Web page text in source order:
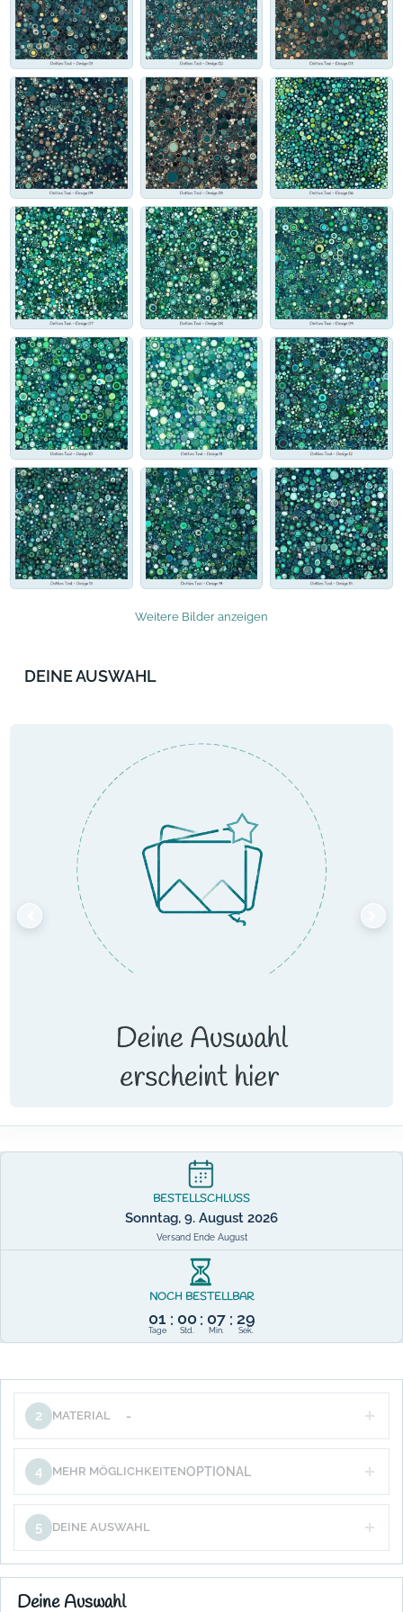
Weitere Bilder anzeigen
DEINE AUSWAHL
BESTELLSCHLUSS
Sonntag, 9. August 2026
Versand Ende August
NOCH BESTELLBAR
01
Tage
: 00
Std.
: 07
Min.
: 28
Sek.
2 MATERIAL -
4 MEHR MÖGLICHKEITENOPTIONAL
5 DEINE AUSWAHL
Deine Auswahl